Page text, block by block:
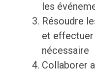
les
Résoudre
et effectuer
nécessaire
Collaborer